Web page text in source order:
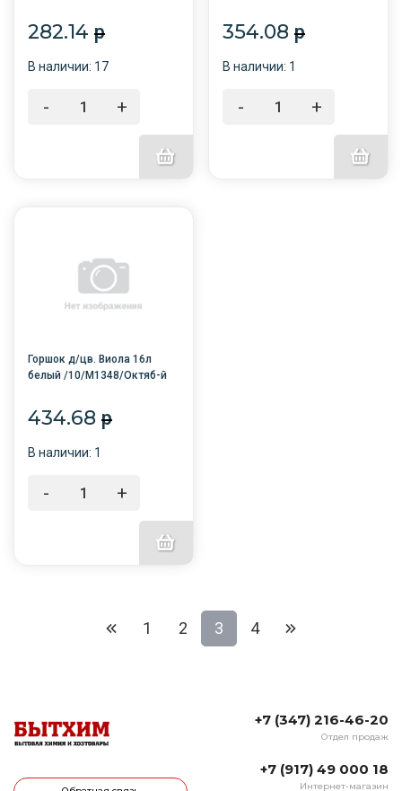
282.14 p
В наличии: 17
- +
354.08p
В наличии: 1
- +
Горшок д/цв. Виола 16л
белый /10/М1348/Октяб-й
434.68 p
В наличии: 1
- +
1 2 3 4
+7 (347) 216-46-20
Отдел продаж
+7 (917) 49 000 18
Интернет-магазин